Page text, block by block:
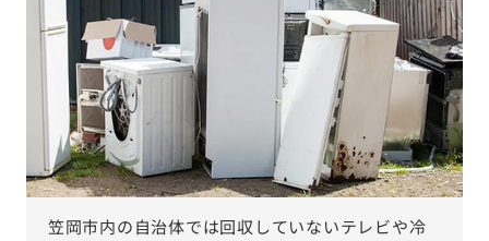
笠岡市内の自治体では回収していないテレビや冷